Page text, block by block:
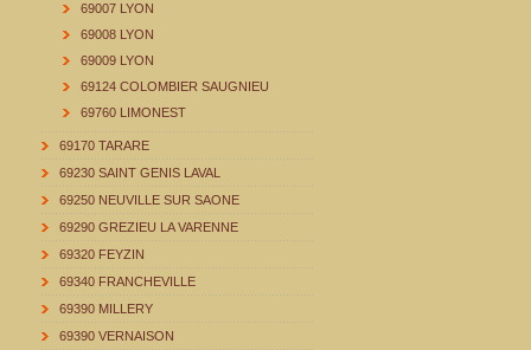
69007 LYON
69008 LYON
69009 LYON
69124 COLOMBIER SAUGNIEU
69760 LIMONEST
69170 TARARE
69230 SAINT GENIS LAVAL
69250 NEUVILLE SUR SAONE
69290 GREZIEU LA VARENNE
69320 FEYZIN
69340 FRANCHEVILLE
69390 MILLERY
69390 VERNAISON